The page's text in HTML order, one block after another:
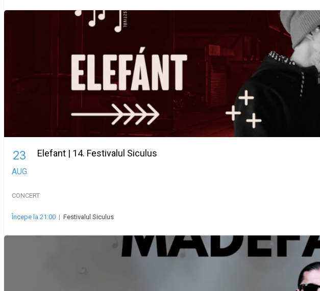
23
AUG
Elefant | 14. Festivalul Siculus
CONCERT
Începe la 21:00 | Festivalul Siculus